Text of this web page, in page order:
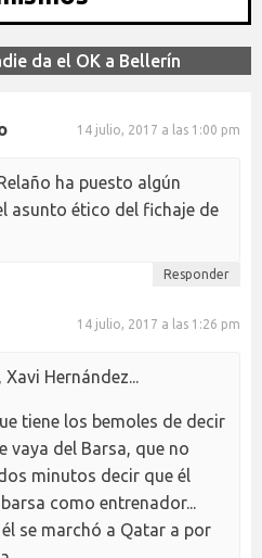
da el OK a Bellerín
14 julio, 2017 a las 1:00 pm
ha puesto algún
asunto ético del fichaje de
Responder
14 julio, 2017 a las 1:26 pm
Hernández...
tiene los bemoles de decir
vaya del Barsa, que no
minutos decir que él
como entrenador...
se marchó a Qatar a por